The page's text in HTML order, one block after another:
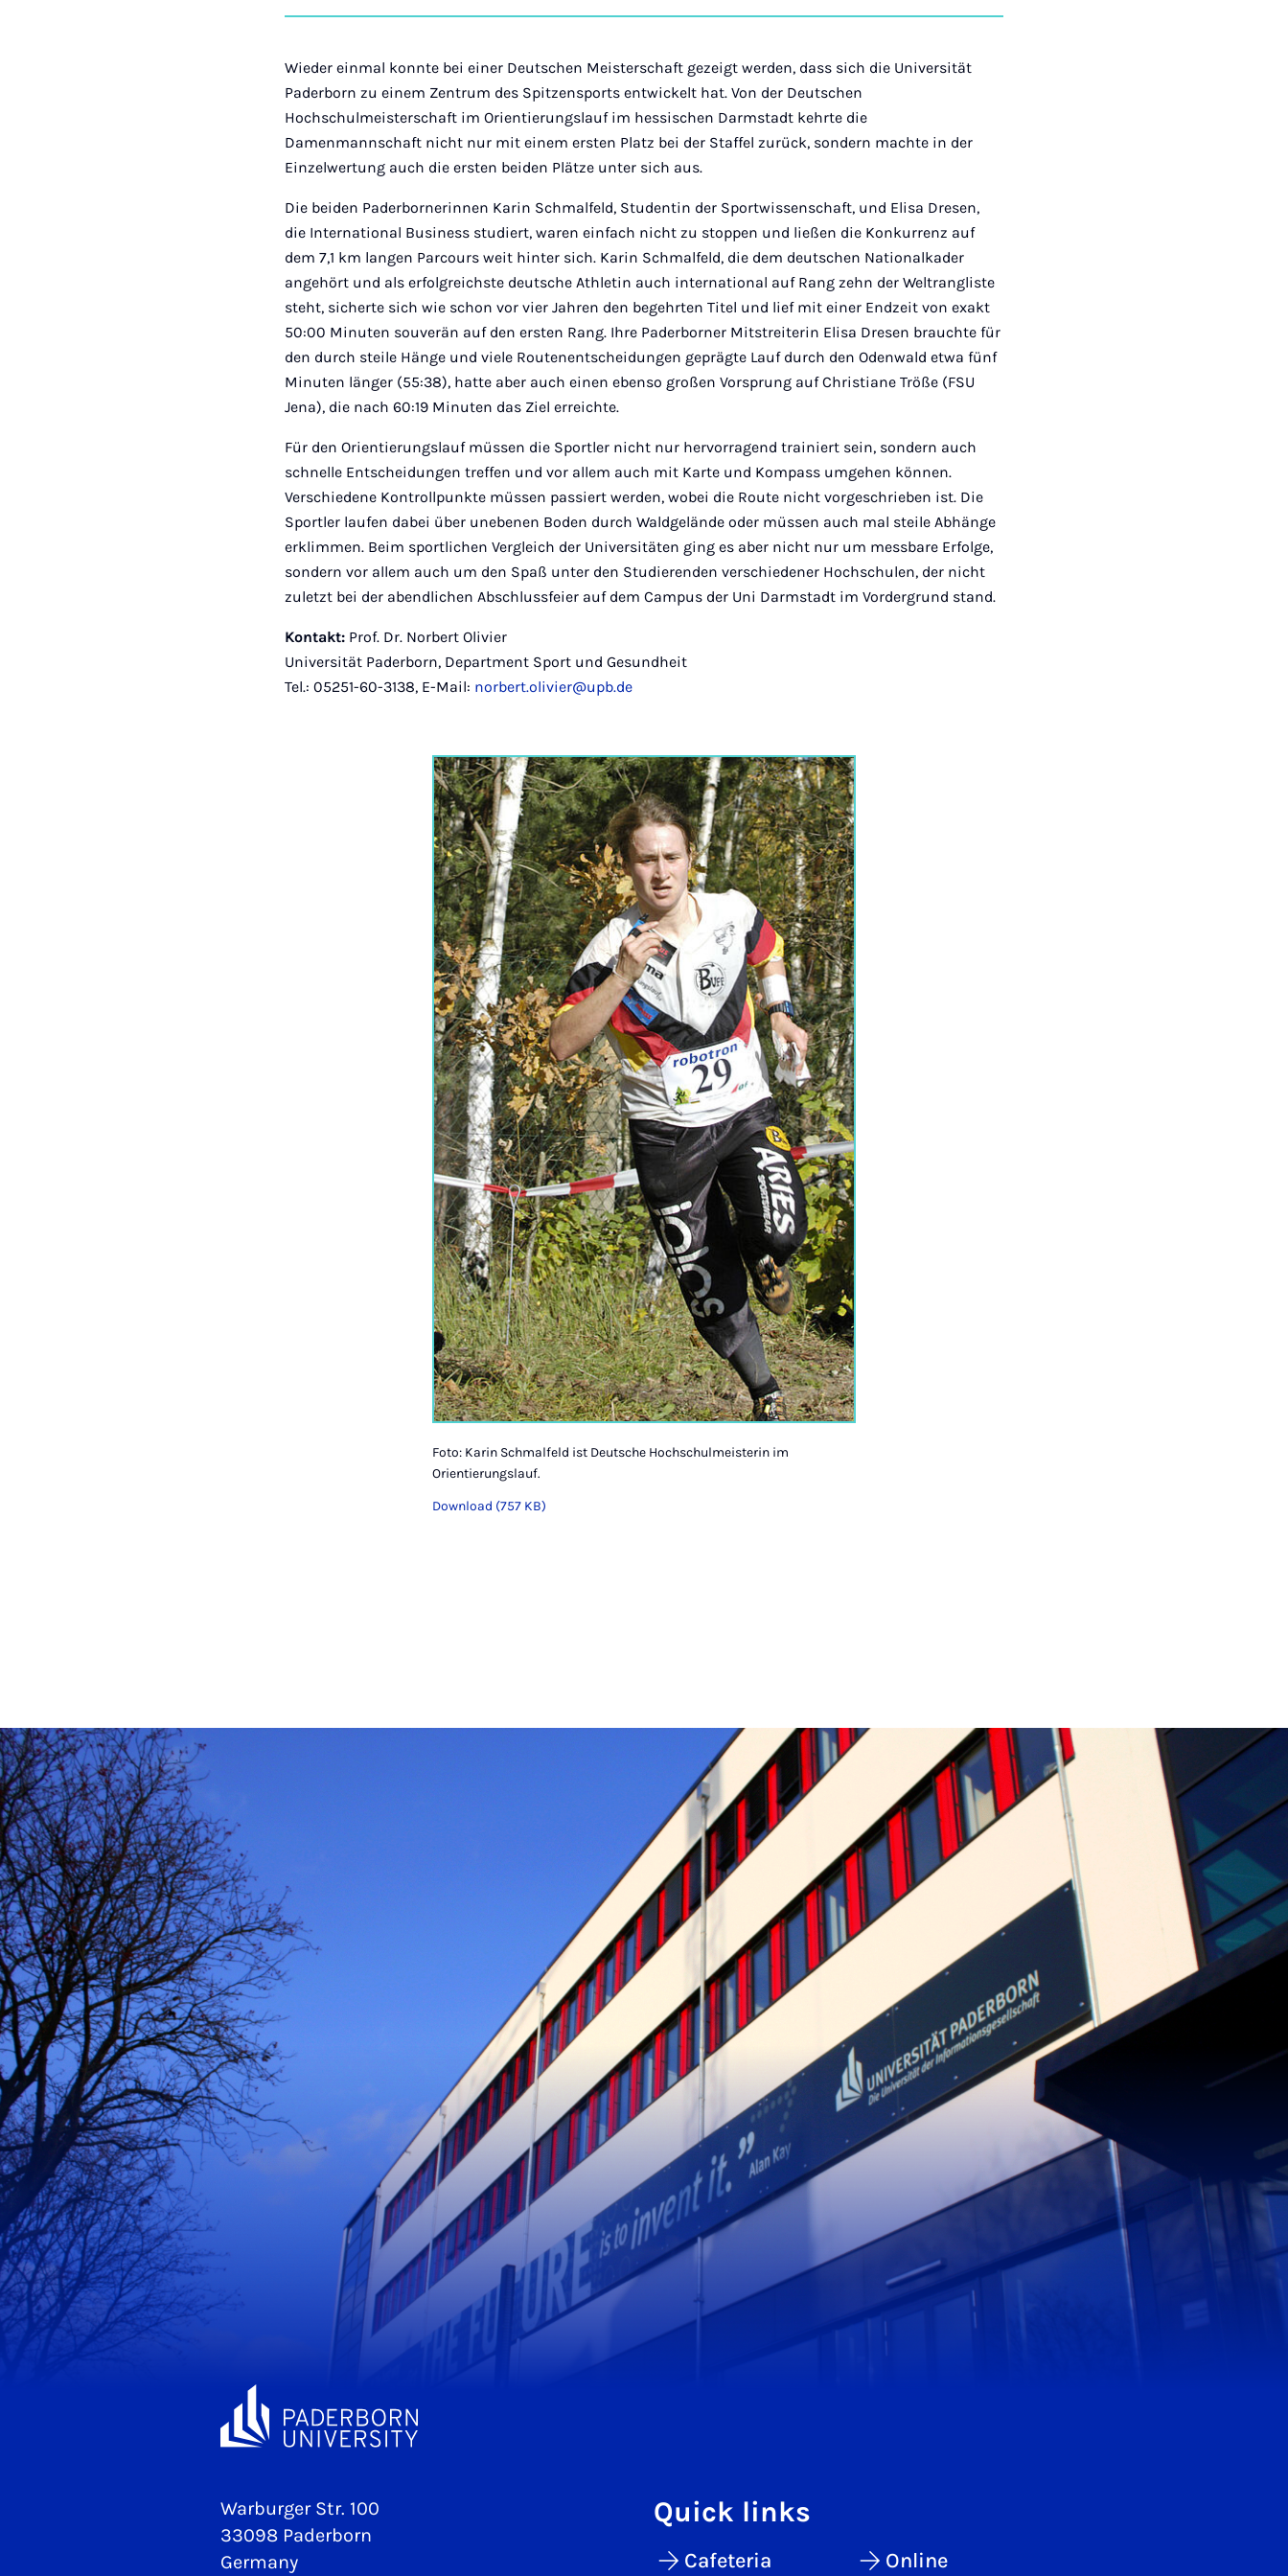
on
auf auf auf über
Mail
kopieren
Wieder einmal konnte bei einer Deutschen Meisterschaft gezeigt werden, dass sich die Universität
Paderborn zu einem Zentrum des Spitzensports entwickelt hat. Von der Deutschen
Hochschulmeisterschaft im Orientierungslauf im hessischen Darmstadt kehrte die
Damenmannschaft nicht nur mit einem ersten Platz bei der Staffel zurück, sondern machte in der
Einzelwertung auch die ersten beiden Plätze unter sich aus.
Die beiden Paderbornerinnen Karin Schmalfeld, Studentin der Sportwissenschaft, und Elisa Dresen,
die International Business studiert, waren einfach nicht zu stoppen und ließen die Konkurrenz auf
dem 7,1 km langen Parcours weit hinter sich. Karin Schmalfeld, die dem deutschen Nationalkader
angehört und als erfolgreichste deutsche Athletin auch international auf Rang zehn der Weltrangliste
steht, sicherte sich wie schon vor vier Jahren den begehrten Titel und lief mit einer Endzeit von exakt
50:00 Minuten souverän auf den ersten Rang. Ihre Paderborner Mitstreiterin Elisa Dresen brauchte für
den durch steile Hänge und viele Routenentscheidungen geprägte Lauf durch den Odenwald etwa fünf
Minuten länger (55:38), hatte aber auch einen ebenso großen Vorsprung auf Christiane Tröße (FSU
Jena), die nach 60:19 Minuten das Ziel erreichte.
Für den Orientierungslauf müssen die Sportler nicht nur hervorragend trainiert sein, sondern auch
schnelle Entscheidungen treffen und vor allem auch mit Karte und Kompass umgehen können.
Verschiedene Kontrollpunkte müssen passiert werden, wobei die Route nicht vorgeschrieben ist. Die
Sportler laufen dabei über unebenen Boden durch Waldgelände oder müssen auch mal steile Abhänge
erklimmen. Beim sportlichen Vergleich der Universitäten ging es aber nicht nur um messbare Erfolge,
sondern vor allem auch um den Spaß unter den Studierenden verschiedener Hochschulen, der nicht
zuletzt bei der abendlichen Abschlussfeier auf dem Campus der Uni Darmstadt im Vordergrund stand.
Kontakt: Prof. Dr. Norbert Olivier
Universität Paderborn, Department Sport und Gesundheit
Tel.: 05251-60-3138, E-Mail: norbert.olivier@upb.de
Foto: Karin Schmalfeld ist Deutsche Hochschulmeisterin im
Orientierungslauf.
Download (757 KB)
Warburger Str. 100
33098 Paderborn
Germany
Quick links
Cafeteria Online